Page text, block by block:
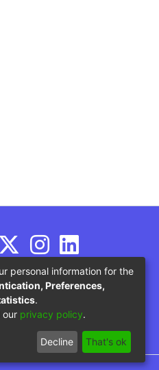
de Educación
personal information for the
Preferences,
.
our privacy policy.
Decline That's ok